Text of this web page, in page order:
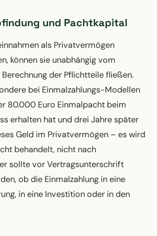
und Pachtkapital
als Privatvermögen
können sie unabhängig vom
der Pflichtteile fließen.
bei Einmalzahlungs-Modellen
80.000 Euro Einmalpacht beim
erhalten hat und drei Jahre später
Geld im Privatvermögen – es wird
behandelt, nicht nach
sollte vor Vertragsunterschrift
ob die Einmalzahlung in eine
in eine Investition oder in den